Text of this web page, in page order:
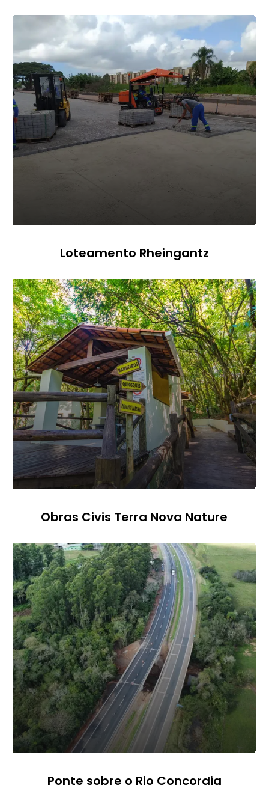
Loteamento Rheingantz
Obras Civis Terra Nova Nature
Ponte sobre o Rio Concordia